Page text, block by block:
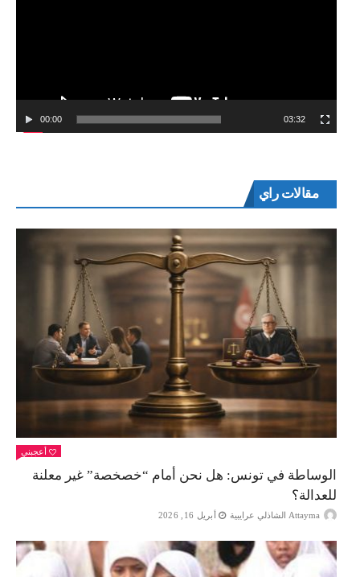
00:00 03:32
مقالات راي
أعجبني
الوساطة في تونس: هل نحن أمام “خصخصة” غير معلنة
للعدالة؟
Attayma الشاذلي عرايبية أبريل 16, 2026